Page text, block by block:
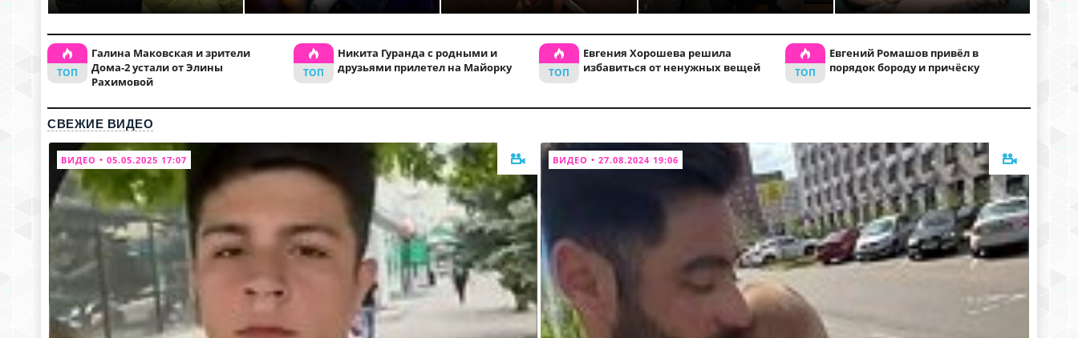
Галина Маковская и зрители
Дома-2 устали от Элины
Рахимовой
Никита Гуранда с родными и
друзьями прилетел на Майорку
Евгения Хорошева решила
избавиться от ненужных вещей
Евгений Ромашов привёл в
порядок бороду и причёску
СВЕЖИЕ ВИДЕО
ВИДЕО • 05.05.2025 17:07 ВИДЕО • 27.08.2024 19:06